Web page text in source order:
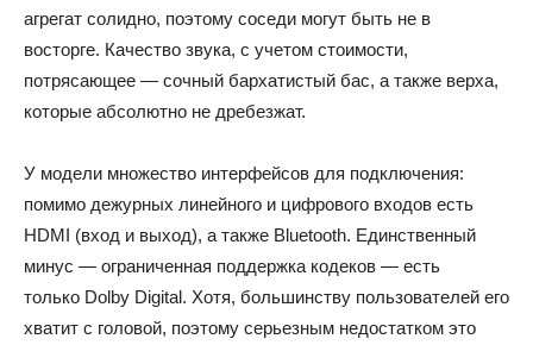
агрегат солидно, поэтому соседи могут быть не в
восторге. Качество звука, с учетом стоимости,
потрясающее — сочный бархатистый бас, а также верха,
которые абсолютно не дребезжат.
У модели множество интерфейсов для подключения:
помимо дежурных линейного и цифрового входов есть
HDMI (вход и выход), а также Bluetooth. Единственный
минус — ограниченная поддержка кодеков — есть
только Dolby Digital. Хотя, большинству пользователей его
хватит с головой, поэтому серьезным недостатком это